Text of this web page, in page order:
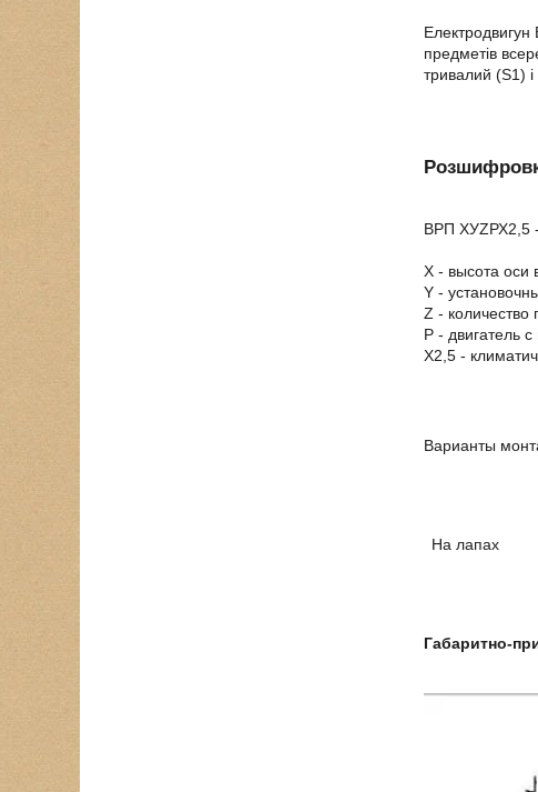
предметів
тривалий (S1)
ВРП ХУZРХ2,5
Х - высота оси
Y -
Z -
Р - двигатель
Х2,5 -
Варианты
На лапах
Габаритно-